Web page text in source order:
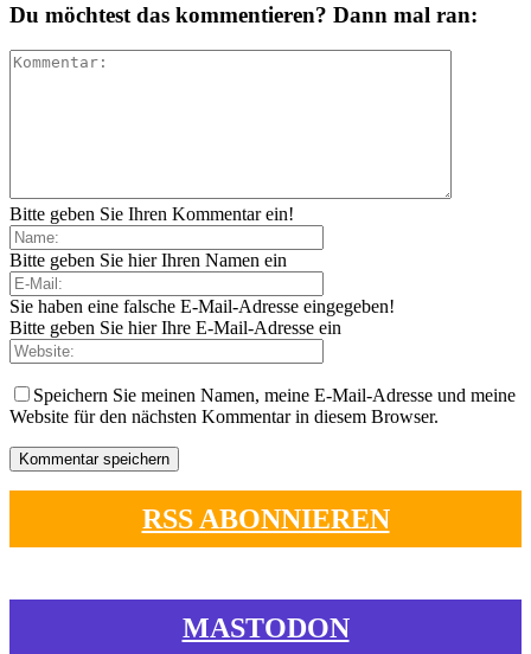
Du möchtest das kommentieren? Dann mal ran:
Bitte geben Sie Ihren Kommentar ein!
Bitte geben Sie hier Ihren Namen ein
Sie haben eine falsche E-Mail-Adresse eingegeben!
Bitte geben Sie hier Ihre E-Mail-Adresse ein
Speichern Sie meinen Namen, meine E-Mail-Adresse und meine
Website für den nächsten Kommentar in diesem Browser.
RSS ABONNIEREN
MASTODON